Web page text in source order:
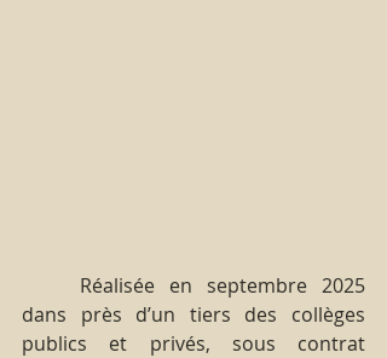
dans près d’un tiers des collèges
publics et privés, sous contrat